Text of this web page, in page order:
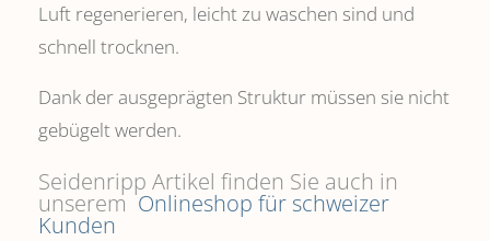
Luft regenerieren, leicht zu waschen sind und
schnell trocknen.
Dank der ausgeprägten Struktur müssen sie nicht
gebügelt werden.
Seidenripp Artikel finden Sie auch in
unserem Onlineshop für schweizer
Kunden